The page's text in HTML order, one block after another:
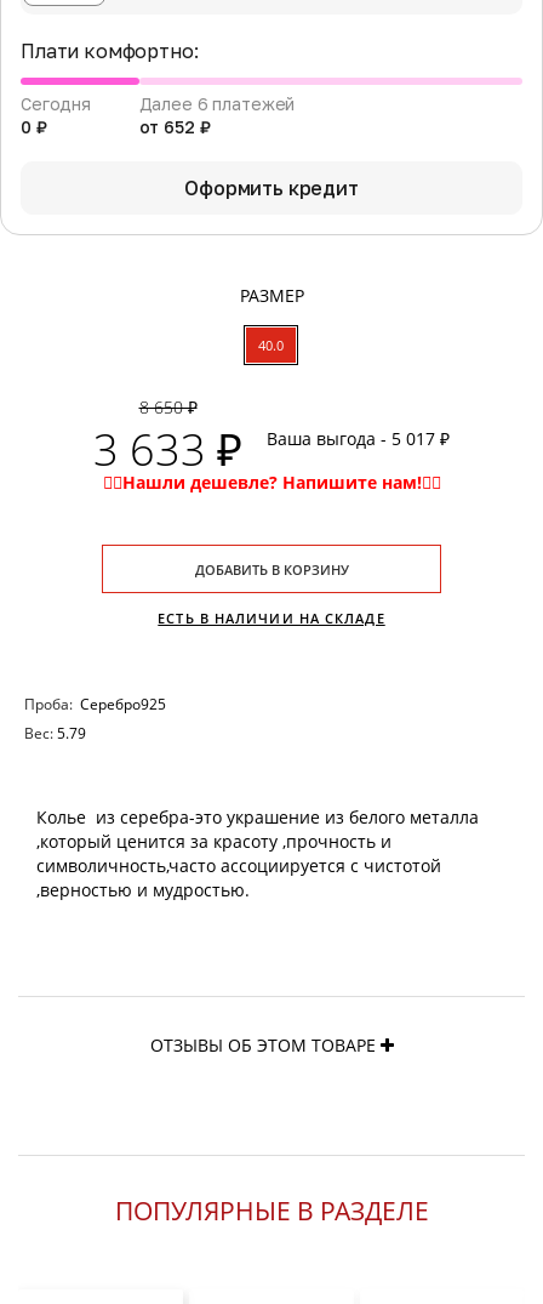
8 650 ₽
3 633 ₽ Ваша выгода - 5 017 ₽
Плати комфортно:
Сегодня
0 ₽
Далее 6 платежей
от 652 ₽
Оформить кредит
РАЗМЕР
40.0
ДОБАВИТЬ В КОРЗИНУ
ЕСТЬ В НАЛИЧИИ НА СКЛАДЕ
Проба: Серебро925
Вес:5.79
Колье из серебра-это украшение из белого металла
,который ценится за красоту ,прочность и
символичность,часто ассоциируется с чистотой
,верностью и мудростью.
ОТЗЫВЫ ОБ ЭТОМ ТОВАРЕ
ПОПУЛЯРНЫЕ В РАЗДЕЛЕ